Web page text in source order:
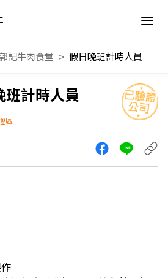
郭記牛肉食堂 假日晚班計時人員
班計時人員
區